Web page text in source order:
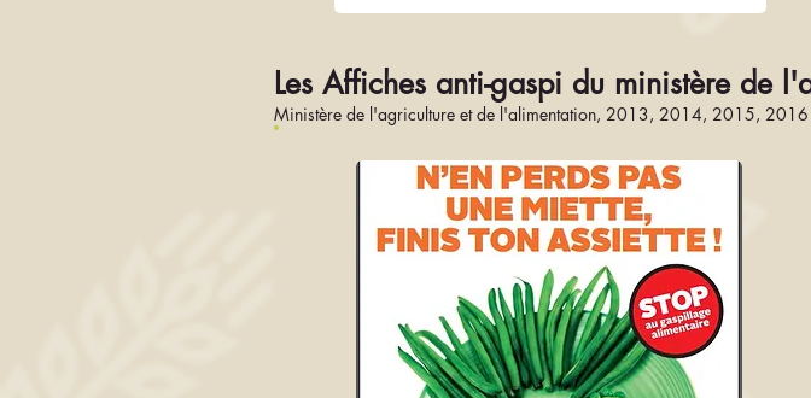
Les Affiches anti-gaspi du ministère de
Ministère de l'agriculture et de l'alimentation, 2013, 2014, 2015, 2016